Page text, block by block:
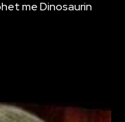
me Dinosaurin